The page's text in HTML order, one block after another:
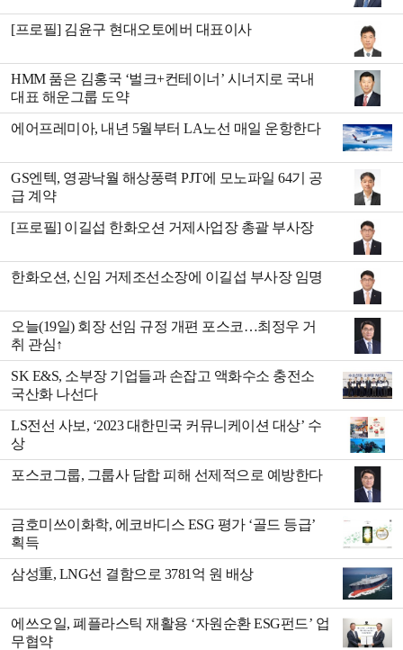
[프로필] 김윤구 현대오토에버 대표이사
HMM 품은 김홍국 ‘벌크+컨테이너’ 시너지로 국내
대표 해운그룹 도약
에어프레미아, 내년 5월부터 LA노선 매일 운항한다
GS엔텍, 영광낙월 해상풍력 PJT에 모노파일 64기 공
급 계약
[프로필] 이길섭 한화오션 거제사업장 총괄 부사장
한화오션, 신임 거제조선소장에 이길섭 부사장 임명
오늘(19일) 회장 선임 규정 개편 포스코…최정우 거
취 관심↑
SK E&S, 소부장 기업들과 손잡고 액화수소 충전소
국산화 나선다
LS전선 사보, ‘2023 대한민국 커뮤니케이션 대상’ 수
상
포스코그룹, 그룹사 담합 피해 선제적으로 예방한다
금호미쓰이화학, 에코바디스 ESG 평가 ‘골드 등급’
획득
삼성重, LNG선 결함으로 3781억 원 배상
에쓰오일, 폐플라스틱 재활용 ‘자원순환 ESG펀드’ 업
무협약